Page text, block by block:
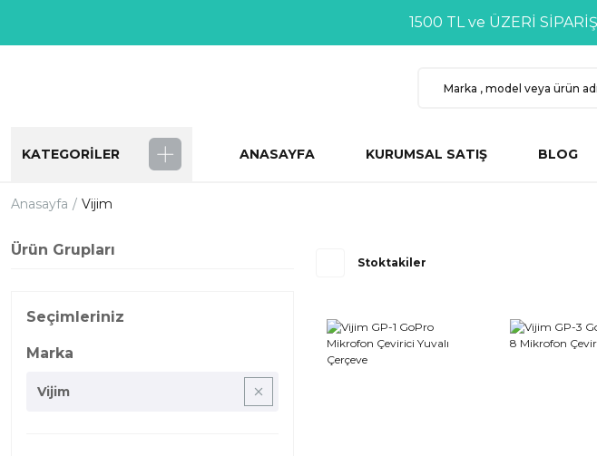
1500 TL ve ÜZERİ
KATEGORİLER ANASAYFA KURUMSAL SATIŞ BLOG
Anasayfa Vijim
Ürün Grupları
Seçimleriniz
Marka
Vijim
Stoktakiler